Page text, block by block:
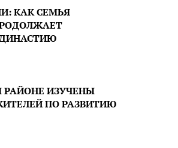
КАК СЕМЬЯ
РАЙОНЕ ИЗУЧЕНЫ
ПО РАЗВИТИЮ